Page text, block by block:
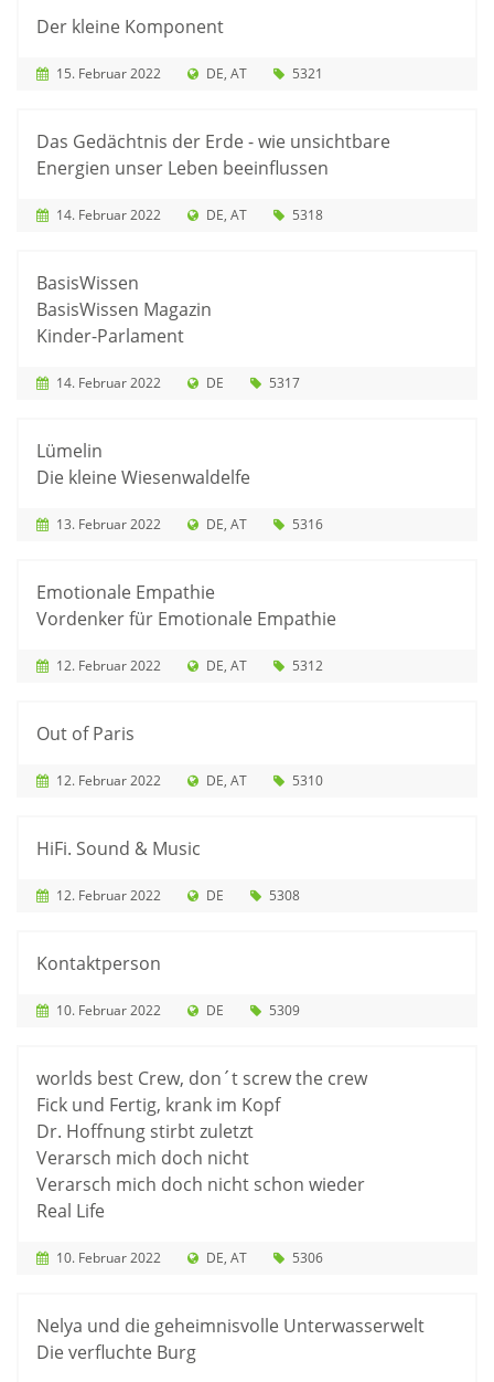
Der kleine Komponent
15. Februar 2022 DE AT 5321
Das Gedächtnis der Erde - wie unsichtbare
Energien unser Leben beeinflussen
14. Februar 2022 DE AT 5318
BasisWissen
BasisWissen Magazin
Kinder-Parlament
14. Februar 2022 DE 5317
Lümelin
Die kleine Wiesenwaldelfe
13. Februar 2022 DE AT 5316
Emotionale Empathie
Vordenker für Emotionale Empathie
12. Februar 2022 DE AT 5312
Out of Paris
12. Februar 2022 DE AT 5310
HiFi. Sound & Music
12. Februar 2022 DE 5308
Kontaktperson
10. Februar 2022 DE 5309
worlds best Crew, don´t screw the crew
Fick und Fertig, krank im Kopf
Dr. Hoffnung stirbt zuletzt
Verarsch mich doch nicht
Verarsch mich doch nicht schon wieder
Real Life
10. Februar 2022 DE AT 5306
Nelya und die geheimnisvolle Unterwasserwelt
Die verfluchte Burg